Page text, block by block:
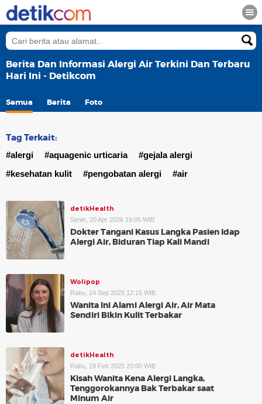
Berita Dan Informasi Alergi Air Terkini Dan Terbaru
Hari Ini - Detikcom
Semua Berita Foto
Tag Terkait:
#alergi #aquagenic urticaria
#gejala alergi
#kesehatan kulit
#pengobatan alergi #air
detikHealth
Senin, 20 Apr 2026 19:05 WIB
Dokter Tangani Kasus Langka Pasien Idap
Alergi Air, Biduran Tiap Kali Mandi
Wolipop
Rabu, 24 Sep 2025 12:15 WIB
Wanita Ini Alami Alergi Air, Air Mata
Sendiri Bikin Kulit Terbakar
detikHealth
Rabu, 19 Feb 2025 20:00 WIB
Kisah Wanita Kena Alergi Langka,
Tenggorokannya Bak Terbakar saat
Minum Air